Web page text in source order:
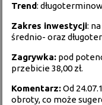
Trend:
Zakres inwestycji:
średnio- oraz
Zagrywka: pod
przebicie 38,00 zł.
Komentarz:Od
obroty, co może